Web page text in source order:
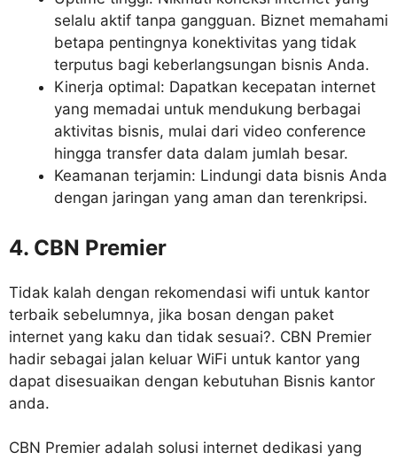
selalu aktif tanpa gangguan. Biznet memahami
betapa pentingnya konektivitas yang tidak
terputus bagi keberlangsungan bisnis Anda.
Kinerja optimal: Dapatkan kecepatan internet
yang memadai untuk mendukung berbagai
aktivitas bisnis, mulai dari video conference
hingga transfer data dalam jumlah besar.
Keamanan terjamin: Lindungi data bisnis Anda
dengan jaringan yang aman dan terenkripsi.
4. CBN Premier
Tidak kalah dengan rekomendasi wifi untuk kantor
terbaik sebelumnya, jika bosan dengan paket
internet yang kaku dan tidak sesuai?. CBN Premier
hadir sebagai jalan keluar WiFi untuk kantor yang
dapat disesuaikan dengan kebutuhan Bisnis kantor
anda.
CBN Premier adalah solusi internet dedikasi yang